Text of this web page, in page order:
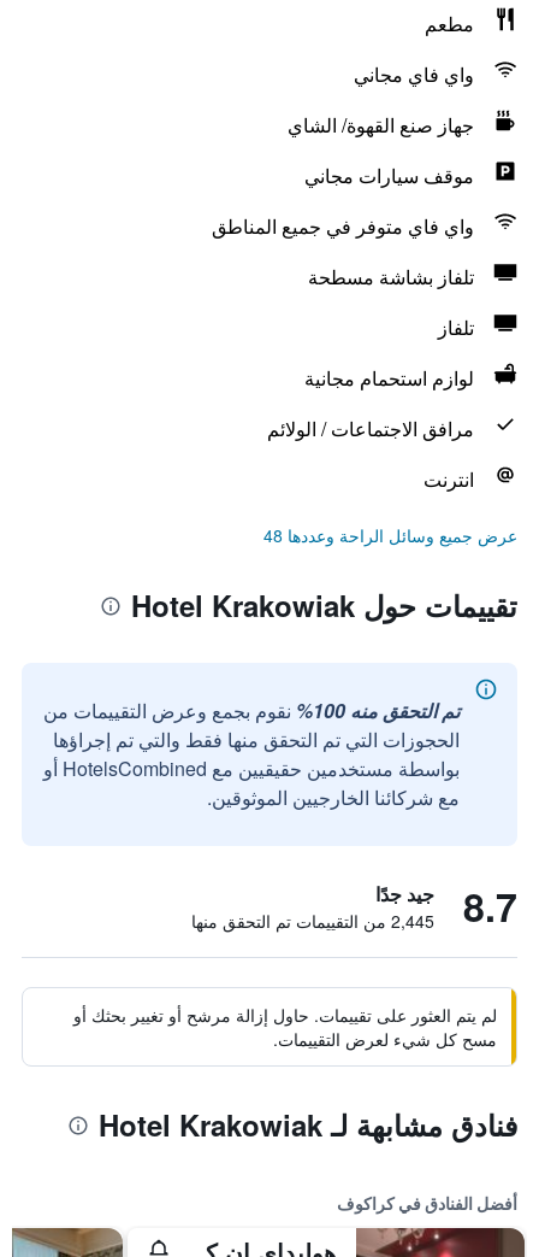
مطعم
واي فاي مجاني
جهاز صنع القهوة/ الشاي
موقف سيارات مجاني
واي فاي متوفر في جميع المناطق
تلفاز بشاشة مسطحة
تلفاز
لوازم استحمام مجانية
مرافق الاجتماعات / الولائم
انترنت
عرض جميع وسائل الراحة وعددها 48
تقييمات حول Hotel Krakowiak
تم التحقق منه 100%
نقوم بجمع وعرض التقييمات من
الحجوزات التي تم التحقق منها فقط والتي تم إجراؤها
بواسطة مستخدمين حقيقيين مع HotelsCombined أو
مع شركائنا الخارجيين الموثوقين.
8.7 جيد جدًا
2,445 من التقييمات تم التحقق منها
لم يتم العثور على تقييمات. حاول إزالة مرشح أو تغيير بحثك أو
مسح كل شيء لعرض التقييمات.
فنادق مشابهة لـ Hotel Krakowiak
أفضل الفنادق في كراكوف